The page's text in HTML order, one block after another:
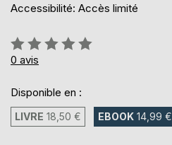
Accessibilité: Accès limité
Évaluation:
0%
0 avis
Disponible en :
LIVRE 18,50 € EBOOK 14,99 €